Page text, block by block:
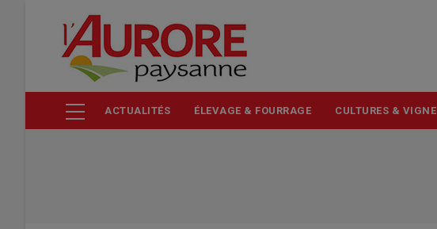
contenu
ACTUALITÉS ÉLEVAGE & FOURRAGE CULTURES & VIGNE